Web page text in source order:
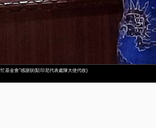
基金會"感謝狀(駐印尼代表處陳大使代收)